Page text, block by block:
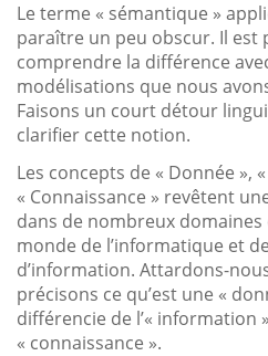
Le terme « sémantique »
paraître un peu obscur. Il est
comprendre la différence
modélisations que nous
Faisons un court détour
clarifier cette notion.
Les concepts de « Donnée »,
« Connaissance » revêtent
dans de nombreux
monde de l’informatique et
d’information. Attardons-
précisons ce qu’est une «
différencie de l’« information
« connaissance ».